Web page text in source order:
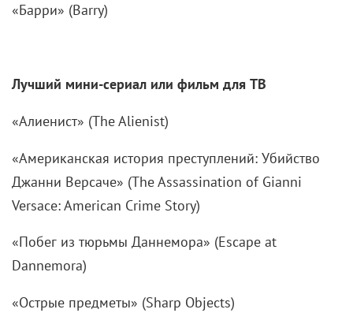
«Барри» (Barry)
Лучший мини-сериал или фильм для ТВ
«Алиенист» (The Alienist)
«Американская история преступлений: Убийство
Джанни Версаче» (The Assassination of Gianni
Versace: American Crime Story)
«Побег из тюрьмы Даннемора» (Escape at
Dannemora)
«Острые предметы» (Sharp Objects)